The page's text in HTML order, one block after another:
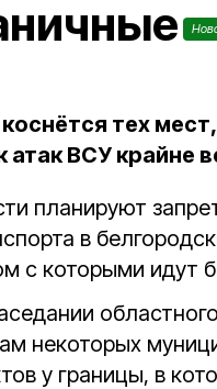
тех
атак ВСУ крайне
планируют
в
с которыми идут
некоторых
у границы, в